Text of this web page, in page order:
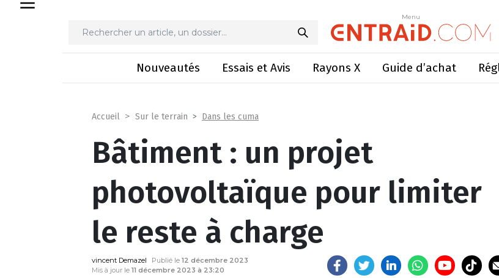
Menu
Nouveautés Essais et Avis Rayons X Guide d’achat
Menu
Bâtiment : un projet photovoltaïque pour limiter le reste à charge
Accueil Sur le terrain Dans les cuma
Bâtiment : un projet
photovoltaïque pour limiter
le reste à charge
vincent Demazel Publié le 12 décembre 2023
Mis à jour le 11 décembre 2023 à 23:20